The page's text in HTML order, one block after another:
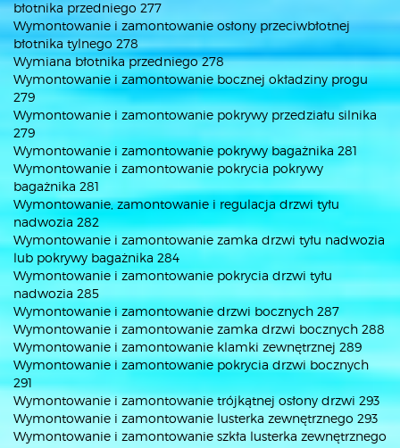
błotnika przedniego 277
Wymontowanie i zamontowanie osłony przeciwbłotnej
błotnika tylnego 278
Wymiana błotnika przedniego 278
Wymontowanie i zamontowanie bocznej okładziny progu
279
Wymontowanie i zamontowanie pokrywy przedziału silnika
279
Wymontowanie i zamontowanie pokrywy bagażnika 281
Wymontowanie i zamontowanie pokrycia pokrywy
bagażnika 281
Wymontowanie, zamontowanie i regulacja drzwi tyłu
nadwozia 282
Wymontowanie i zamontowanie zamka drzwi tyłu nadwozia
lub pokrywy bagażnika 284
Wymontowanie i zamontowanie pokrycia drzwi tyłu
nadwozia 285
Wymontowanie i zamontowanie drzwi bocznych 287
Wymontowanie i zamontowanie zamka drzwi bocznych 288
Wymontowanie i zamontowanie klamki zewnętrznej 289
Wymontowanie i zamontowanie pokrycia drzwi bocznych
291
Wymontowanie i zamontowanie trójkątnej osłony drzwi 293
Wymontowanie i zamontowanie lusterka zewnętrznego 293
Wymontowanie i zamontowanie szkła lusterka zewnętrznego